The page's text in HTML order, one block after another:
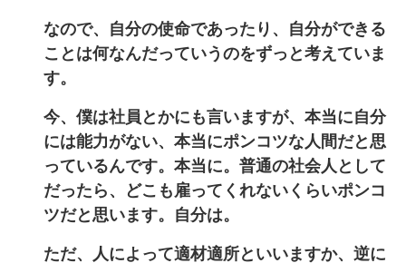
なので、自分の使命であったり、自分ができる
ことは何なんだっていうのをずっと考えていま
す。
今、僕は社員とかにも言いますが、本当に自分
には能力がない、本当にポンコツな人間だと思
っているんです。本当に。普通の社会人として
だったら、どこも雇ってくれないくらいポンコ
ツだと思います。自分は。
ただ、人によって適材適所といいますか、逆に